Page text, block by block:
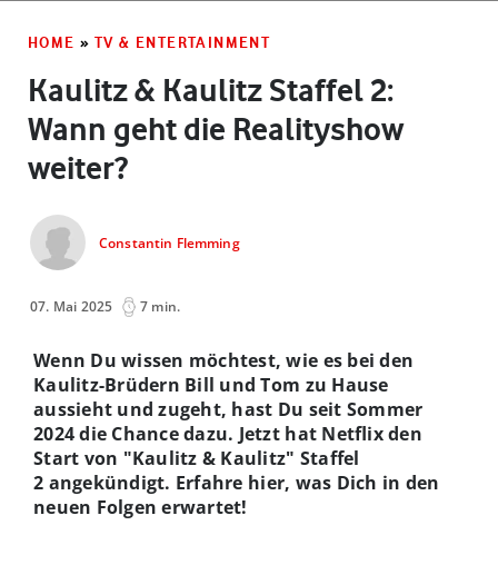
HOME » TV & ENTERTAINMENT
Kaulitz & Kaulitz Staffel 2:
Wann geht die Realityshow
weiter?
Constantin Flemming
07. Mai 2025 7 min.
Wenn Du wissen möchtest, wie es bei den
Kaulitz-Brüdern Bill und Tom zu Hause
aussieht und zugeht, hast Du seit Sommer
2024 die Chance dazu. Jetzt hat Netflix den
Start von "Kaulitz & Kaulitz" Staffel
2 angekündigt. Erfahre hier, was Dich in den
neuen Folgen erwartet!